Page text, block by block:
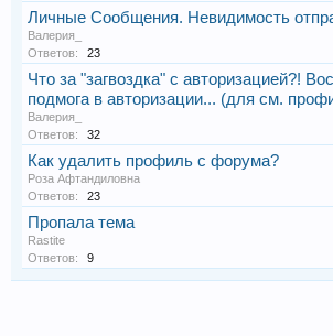
Личные Сообщения. Невидимость
Валерия_
Ответов:
23
Что за "загвоздка" с авторизацией?!
подмога в авторизации... (для см.
Валерия_
Ответов:
32
Как удалить профиль с форума?
Роза Афтандиловна
Ответов:
23
Пропала тема
Rastite
Ответов:
9